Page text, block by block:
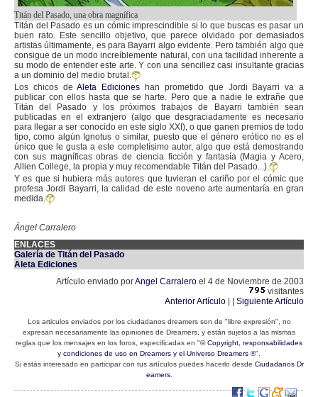
Titán del Pasado, una obra magnífica
Titán del Pasado es un cómic imprescindible si lo que buscas es pasar un
buen rato. Este sencillo objetivo, que parece olvidado por demasiados
artistas últimamente, es para Bayarri algo evidente. Pero también algo que
consigue de un modo increíblemente natural, con una facilidad inherente a
su modo de entender este arte. Y con una sencillez casi insultante gracias
a un dominio del medio brutal.
Los chicos deAleta Ediciones han prometido que Jordi Bayarri va a
publicar con ellos hasta que se harte. Pero que a nadie le extrañe que
Titán del Pasado y los próximos trabajos de Bayarri también sean
publicadas en el extranjero (algo que desgraciadamente es necesario
para llegar a ser conocido en este siglo XXI), o que ganen premios de todo
tipo, como algún Ignotus o similar, puesto que el género erótico no es el
único que le gusta a este completísimo autor, algo que está demostrando
con sus magníficas obras de ciencia ficción y fantasía (Magia y Acero,
Allien College, la propia y muy recomendable Titán del Pasado...).
Y es que si hubiera más autores que tuvieran el cariño por el cómic que
profesa Jordi Bayarri, la calidad de este noveno arte aumentaría en gran
medida.
Ángel Carralero
ENLACES
Galería de Titán del Pasado
Aleta Ediciones
Artículo enviado porAngel Carralero el 4 de Noviembre de 2003
visitantes
Anterior Artículo
Siguiente Artículo
Los articulos enviados por los ciudadanos dreamers son de "libre expresión", no
expresan necesariamente las opiniones de Dreamers, y están sujetos a las mismas
reglas que los mensajes en los foros, especificadas en "© Copyright, responsabilidades
y condiciones de uso en Dreamers y el Universo Dreamers ®".
Si estás interesado en participar con tus artículos puedes hacerlo desde Ciudadanos Dr
eamers.